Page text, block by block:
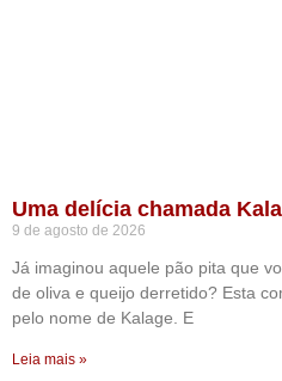
Uma delícia chamada
9 de agosto de 2026
Já imaginou aquele pão pita que
de oliva e queijo derretido? Esta
pelo nome de Kalage. E
Leia mais »